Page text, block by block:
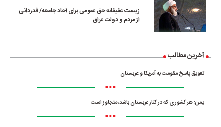
زیست عفیفانه حق عمومی برای آحاد جامعه/ قدردانی
از مردم و دولت عراق
آخرین مطالب
تعویق پاسخ مقومت به آمریکا و عربستان
•••
یمن: هر کشوری که در کنار عربستان باشد، متجاوز است
•••